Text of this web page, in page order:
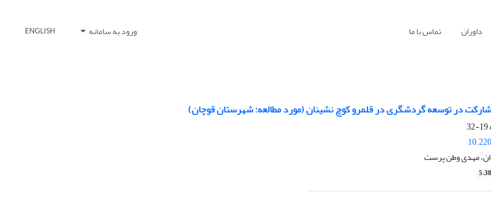
داوران تماس با ما ورود به سامانه ENGLISH
در توسعه گردشگری در قلمرو کوچ نشینان (مورد مطالعه: شهرستان قوچان)
19-32
مهدی وطن پرست